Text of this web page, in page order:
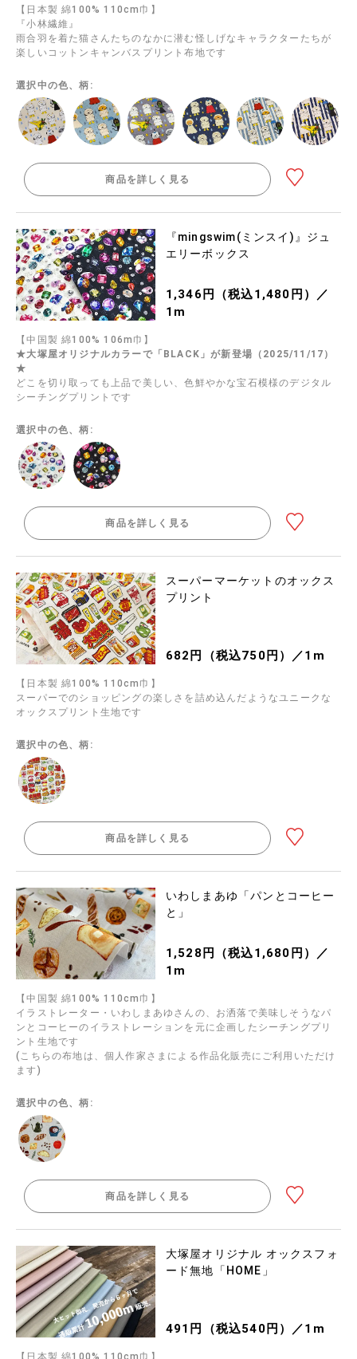
【日本製 綿100% 110cm巾】
『小林繊維』
雨合羽を着た猫さんたちのなかに潜む怪しげなキャラクターたちが
楽しいコットンキャンバスプリント布地です
選択中の色、柄:
商品を詳しく見る
『mingswim(ミンスイ)』ジュ
エリーボックス
1,346円（税込1,480円）／
1m
【中国製 綿100% 106m巾】
★大塚屋オリジナルカラーで「BLACK」が新登場（2025/11/17）
★
どこを切り取っても上品で美しい、色鮮やかな宝石模様のデジタル
シーチングプリントです
選択中の色、柄:
商品を詳しく見る
スーパーマーケットのオックス
プリント
682円（税込750円）／1m
【日本製 綿100% 110cm巾】
スーパーでのショッピングの楽しさを詰め込んだようなユニークな
オックスプリント生地です
選択中の色、柄:
商品を詳しく見る
いわしまあゆ「パンとコーヒー
と」
1,528円（税込1,680円）／
1m
【中国製 綿100% 110cm巾】
イラストレーター・いわしまあゆさんの、お洒落で美味しそうなパ
ンとコーヒーのイラストレーションを元に企画したシーチングプリ
ント生地です
(こちらの布地は、個人作家さまによる作品化販売にご利用いただけ
ます)
選択中の色、柄:
商品を詳しく見る
大塚屋オリジナル オックスフォ
ード無地「HOME」
491円（税込540円）／1m